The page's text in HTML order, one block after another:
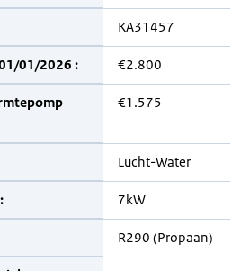
KA31457
01/2026 : €2.800
€1.575
Lucht-Water
7kW
R290 (Propaan)